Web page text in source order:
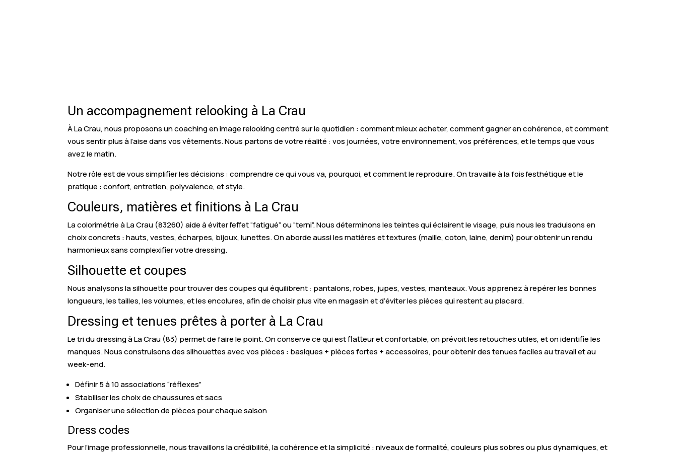
Un accompagnement relooking à La Crau
À La Crau, nous proposons un coaching en image relooking centré sur le quotidien : comment mieux acheter, comment gagner en cohérence, et comment
vous sentir plus à l’aise dans vos vêtements. Nous partons de votre réalité : vos journées, votre environnement, vos préférences, et le temps que vous
avez le matin.
Notre rôle est de vous simplifier les décisions : comprendre ce qui vous va, pourquoi, et comment le reproduire. On travaille à la fois l’esthétique et le
pratique : confort, entretien, polyvalence, et style.
Couleurs, matières et finitions à La Crau
La colorimétrie à La Crau (83260) aide à éviter l’effet “fatigué” ou “terni”. Nous déterminons les teintes qui éclairent le visage, puis nous les traduisons en
choix concrets : hauts, vestes, écharpes, bijoux, lunettes. On aborde aussi les matières et textures (maille, coton, laine, denim) pour obtenir un rendu
harmonieux sans complexifier votre dressing.
Silhouette et coupes
Nous analysons la silhouette pour trouver des coupes qui équilibrent : pantalons, robes, jupes, vestes, manteaux. Vous apprenez à repérer les bonnes
longueurs, les tailles, les volumes, et les encolures, afin de choisir plus vite en magasin et d’éviter les pièces qui restent au placard.
Dressing et tenues prêtes à porter à La Crau
Le tri du dressing à La Crau (83) permet de faire le point. On conserve ce qui est flatteur et confortable, on prévoit les retouches utiles, et on identifie les
manques. Nous construisons des silhouettes avec vos pièces : basiques + pièces fortes + accessoires, pour obtenir des tenues faciles au travail et au
week-end.
Définir 5 à 10 associations “réflexes”
Stabiliser les choix de chaussures et sacs
Organiser une sélection de pièces pour chaque saison
Dress codes
Pour l’image professionnelle, nous travaillons la crédibilité, la cohérence et la simplicité : niveaux de formalité, couleurs plus sobres ou plus dynamiques, et